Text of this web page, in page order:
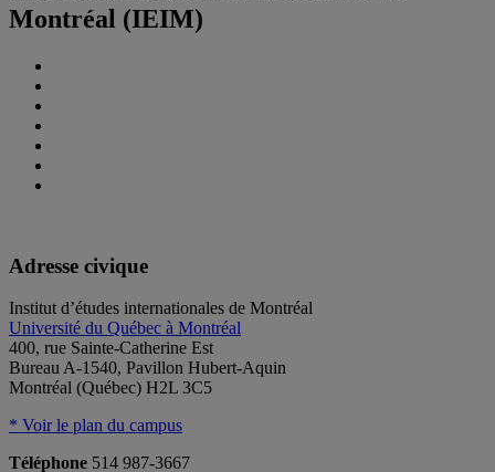
Montréal (IEIM)
Adresse civique
Institut d’études internationales de Montréal
Université du Québec à Montréal
400, rue Sainte-Catherine Est
Bureau A-1540, Pavillon Hubert-Aquin
Montréal (Québec) H2L 3C5
* Voir le plan du campus
Téléphone 514 987-3667